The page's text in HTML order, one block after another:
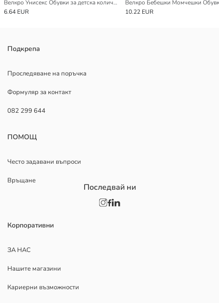
Велкро Унисекс Обувки за детска количка
6.64 EUR
10.22 EUR
Подкрепа
Проследяване на поръчка
Формуляр за контакт
082 299 644
ПОМОЩ
Често задавани въпроси
Връщане
Корпоративни
ЗА НАС
Нашите магазини
Кариерни възможности
Последвай ни